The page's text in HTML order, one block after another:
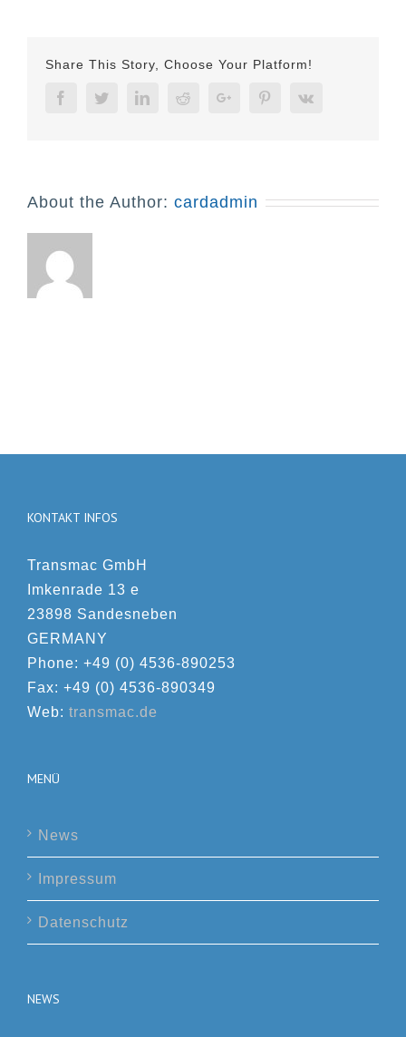
Typenschlüssel
Share This Story, Choose Your Platform!
FacebookTwitter LinkedinReddit Google+Pinterest
About the Author: cardadmin
KONTAKT INFOS
Transmac GmbH
Imkenrade 13 e
23898 Sandesneben
GERMANY
Phone: +49 (0) 4536-890253
Fax: +49 (0) 4536-890349
Web: transmac.de
MENÜ
News
Impressum
Datenschutz
NEWS